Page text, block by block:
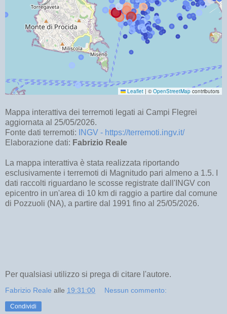
Mappa interattiva dei terremoti legati ai Campi Flegrei
aggiornata al 25/05/2026.
Fonte dati terremoti:
INGV - https://terremoti.ingv.it/
Elaborazione dati: Fabrizio Reale
La mappa interattiva è stata realizzata riportando
esclusivamente i terremoti di Magnitudo pari almeno a 1.5. I
dati raccolti riguardano le scosse registrate dall'INGV con
epicentro in un'area di 10 km di raggio a partire dal comune
di Pozzuoli (NA), a partire dal 1991 fino al 25/05/2026.
Per qualsiasi utilizzo si prega di citare l'autore.
Fabrizio Reale alle 19:31:00 Nessun commento:
Condividi